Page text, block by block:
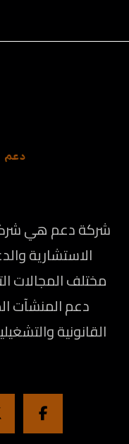
شركة دعم هي
الاستشارية
مختلف المجالات
دعم المنشآت
القانونية